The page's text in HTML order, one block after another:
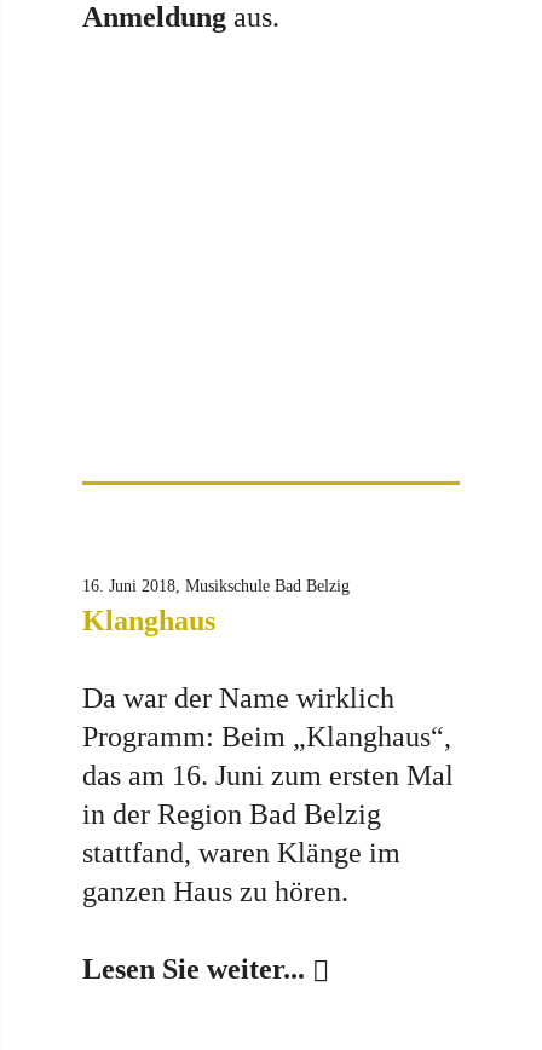
Anmeldung aus.
16. Juni 2018, Musikschule Bad Belzig
Klanghaus
Da war der Name wirklich
Programm: Beim „Klanghaus“,
das am 16. Juni zum ersten Mal
in der Region Bad Belzig
stattfand, waren Klänge im
ganzen Haus zu hören.
Lesen Sie weiter...